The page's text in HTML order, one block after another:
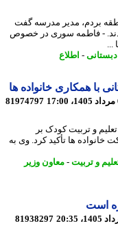
مدیر مدرسه گفت
- فاطمه سوری در خصوص
-اطلاع
همکاری خانواده ها
81974797
و تربیت کودک بر
ها تأکید کرد. وی به
و تربیت -معاون وزیر
81938297